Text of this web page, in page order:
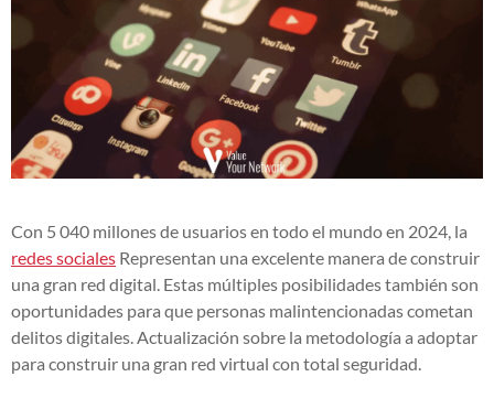
Con 5 040 millones de usuarios en todo el mundo en 2024, la
redes sociales Representan una excelente manera de construir
una gran red digital. Estas múltiples posibilidades también son
oportunidades para que personas malintencionadas cometan
delitos digitales. Actualización sobre la metodología a adoptar
para construir una gran red virtual con total seguridad.